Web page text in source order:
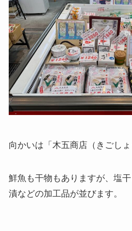
向かいは「木五商店（きごしょ
鮮魚も干物もありますが、塩
漬などの加工品が並びます。